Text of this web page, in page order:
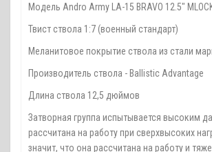
Модель Andro Army LA-15 BRAVO 12.5"
Твист ствола 1:7 (военный стандарт)
Меланитовое покрытие ствола из стали
Производитель ствола - Ballistic Advantage
Длина ствола 12,5 дюймов
Затворная группа испытывается высоким
рассчитана на работу при сверхвысоких
значит, что она рассчитана на работу и